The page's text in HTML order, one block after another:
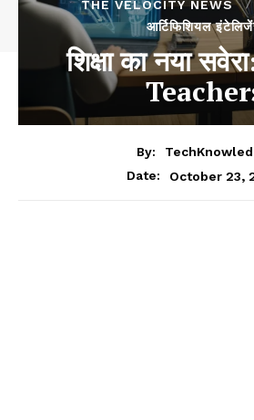
THE VELOCITY NEWS
आर्टिफिशियल
शिक्षा का नया
By:
Date:
October 23,